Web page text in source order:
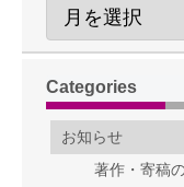
Categories
お知らせ
著作・寄稿